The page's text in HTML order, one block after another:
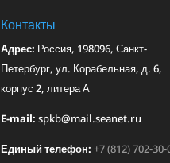
Контакты
Адрес: Россия, 198096, Санкт-
Петербург, ул. Корабельная, д. 6,
корпус 2, литера А
E-mail: spkb@mail.seanet.ru
Единый телефон:+7 (812) 702-30-